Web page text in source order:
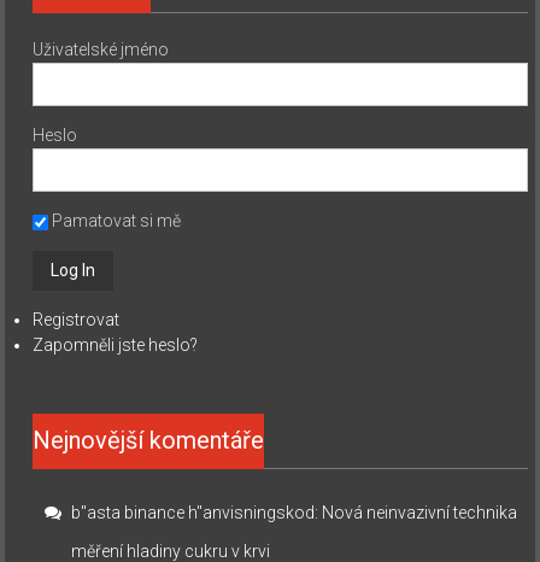
Uživatelské jméno
Heslo
Pamatovat si mě
Registrovat
Zapomněli jste heslo?
Nejnovější komentáře
b"asta binance h"anvisningskod: Nová neinvazivní technika
měření hladiny cukru v krvi